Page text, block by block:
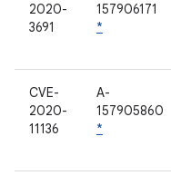
2020-
3691
157906171
*
CVE-
2020-
11136
A-
157905860
*